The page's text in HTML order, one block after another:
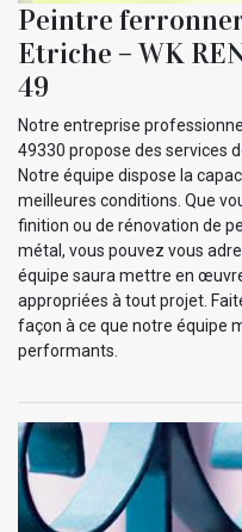
Peintre
Etriche – WK
49
Notre entreprise
49330 propose des services
Notre équipe dispose la
meilleures conditions. Que
finition ou de rénovation de
métal, vous pouvez vous
équipe saura mettre en
appropriées à tout projet.
façon à ce que notre équipe
performants.